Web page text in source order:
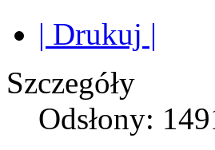
| Drukuj |
Szczegóły
Odsłony: